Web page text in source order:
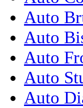
Auto
Auto
Auto
Auto
Auto